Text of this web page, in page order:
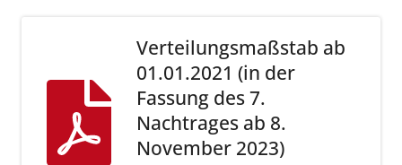
Verteilungsmaßstab ab
01.01.2021 (in der
Fassung des 7.
Nachtrages ab 8.
November 2023)